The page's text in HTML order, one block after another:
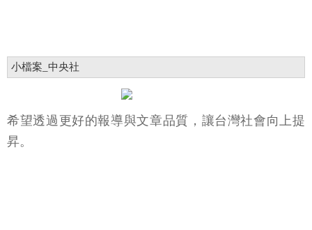
小檔案_中央社
希望透過更好的報導與文章品質，讓台灣社會向上提
昇。